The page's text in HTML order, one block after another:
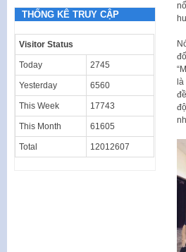
THỐNG KÊ TRUY CẬP
Visitor Status
Today 2745
Yesterday 6560
This Week 17743
This Month 61605
Total 12012607